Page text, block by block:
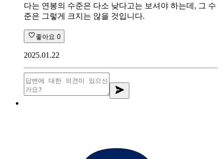
다는 연봉의 수준은 다소 낮다고는 보셔야 하는데, 그 수
준은 그렇게 크지는 않을 것입니다.
좋아요 0
2025.01.22